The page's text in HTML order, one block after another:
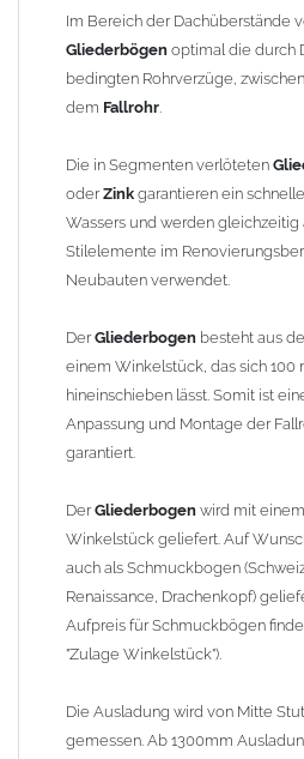
finden Sie im Shop unter "Zulage
Die Ausladung wird von Mitte
gemessen. Ab 1300mm Ausladung
Lieferzeit: ca. 1-2 Wochen nach
Sonderanfertigung: Artikel wird
keine Rücknahme möglich!
Im Bereich der Dachüberstände
Gliederbögen optimal die durch
bedingten Rohrverzüge,
dem Fallrohr.
Die in Segmenten verlöteten
oderZink garantieren ein
Wassers und werden
Stilelemente im
Neubauten verwendet.
DerGliederbogen besteht aus
einem Winkelstück, das sich 100
hineinschieben lässt. Somit ist
Anpassung und Montage der
garantiert.
DerGliederbogen wird mit
Winkelstück geliefert. Auf
auch als Schmuckbogen
Renaissance, Drachenkopf)
Aufpreis für Schmuckbögen
"Zulage Winkelstück").
Die Ausladung wird von Mitte
gemessen. Ab 1300mm